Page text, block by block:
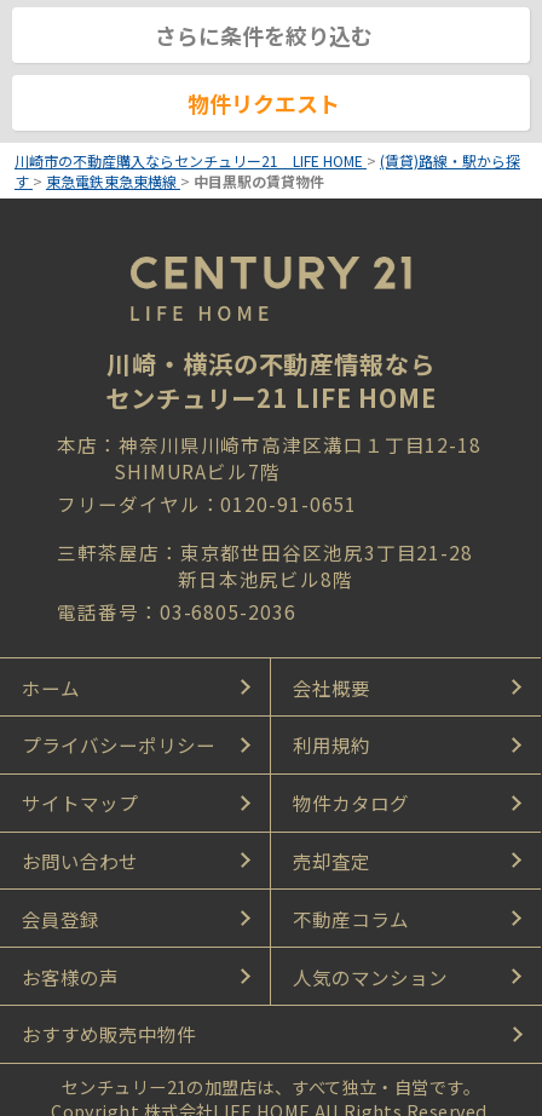
さらに条件を絞り込む
物件リクエスト
川崎市の不動産購入ならセンチュリー21 LIFE HOME > (賃貸)路線・駅から探
す > 東急電鉄東急東横線 > 中目黒駅の賃貸物件
川崎・横浜の不動産情報なら
センチュリー21 LIFE HOME
本店：神奈川県川崎市高津区溝口１丁目12-18
SHIMURAビル7階
フリーダイヤル：0120-91-0651
三軒茶屋店：東京都世田谷区池尻3丁目21-28
新日本池尻ビル8階
電話番号：03-6805-2036
ホーム 会社概要
プライバシーポリシー 利用規約
サイトマップ 物件カタログ
お問い合わせ 売却査定
会員登録 不動産コラム
お客様の声 人気のマンション
おすすめ販売中物件
センチュリー21の加盟店は、すべて独立・自営です。
Copyright 株式会社LIFE HOME All Rights Reserved.